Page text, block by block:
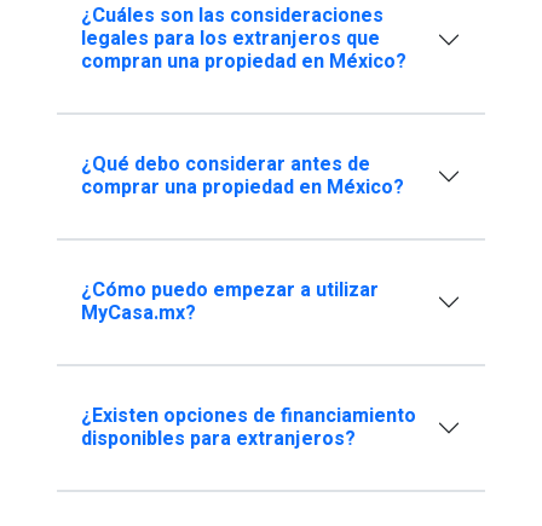
¿Cuáles son las consideraciones
legales para los extranjeros que
compran una propiedad en México?
¿Qué debo considerar antes de
comprar una propiedad en México?
¿Cómo puedo empezar a utilizar
MyCasa.mx?
¿Existen opciones de financiamiento
disponibles para extranjeros?